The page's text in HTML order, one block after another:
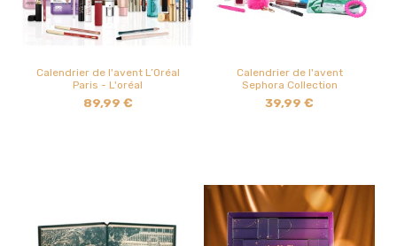
Calendrier de l'avent L’Oréal
Paris - L'oréal
89,99 €
Calendrier de l'avent
Sephora Collection
39,99 €